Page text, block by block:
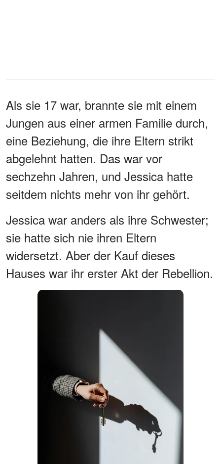
Als sie 17 war, brannte sie mit einem
Jungen aus einer armen Familie durch,
eine Beziehung, die ihre Eltern strikt
abgelehnt hatten. Das war vor
sechzehn Jahren, und Jessica hatte
seitdem nichts mehr von ihr gehört.
Jessica war anders als ihre Schwester;
sie hatte sich nie ihren Eltern
widersetzt. Aber der Kauf dieses
Hauses war ihr erster Akt der Rebellion.